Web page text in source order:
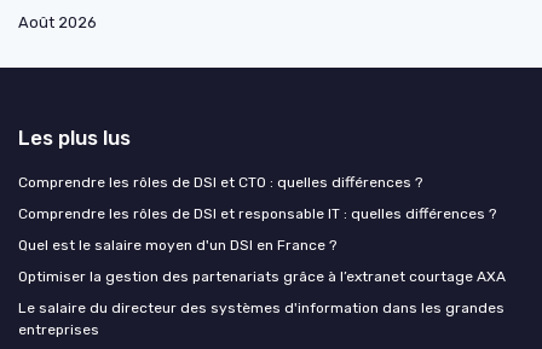
Août 2026
Les plus lus
Comprendre les rôles de DSI et CTO : quelles différences ?
Comprendre les rôles de DSI et responsable IT : quelles différences ?
Quel est le salaire moyen d'un DSI en France ?
Optimiser la gestion des partenariats grâce à l’extranet courtage AXA
Le salaire du directeur des systèmes d'information dans les grandes
entreprises